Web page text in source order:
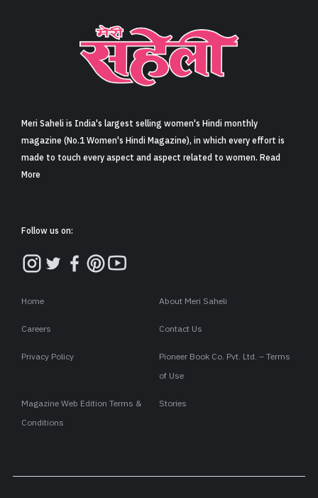
Meri Saheli is India's largest selling women's Hindi monthly
magazine (No.1 Women's Hindi Magazine), in which every effort is
made to touch every aspect and aspect related to women. Read
More
Follow us on:
Home About Meri Saheli
Careers Contact Us
Privacy Policy
Pioneer Book Co. Pvt. Ltd. – Terms
of Use
Magazine Web Edition Terms &
Conditions
Stories